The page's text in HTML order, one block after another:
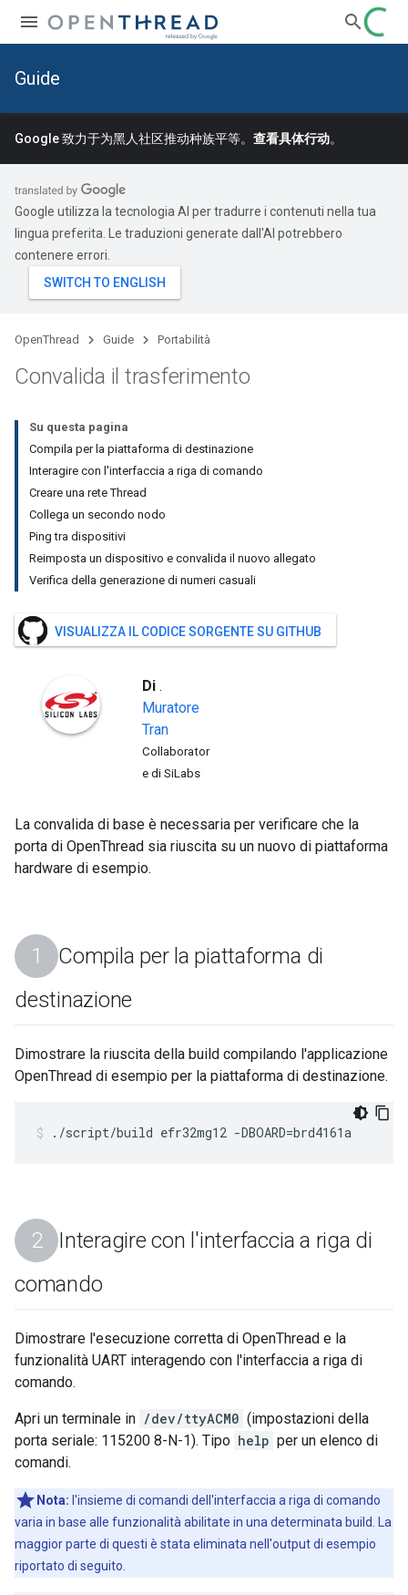
Guide
Google 致力于为黑人社区推动种族平等。 查看具体行动。
Google utilizza la tecnologia AI per tradurre i contenuti nella tua
lingua preferita. Le traduzioni generate dall'AI potrebbero
contenere errori.
OpenThread Guide Portabilità
Convalida il trasferimento
Su questa pagina
Compila per la piattaforma di destinazione
Interagire con l'interfaccia a riga di comando
Creare una rete Thread
Collega un secondo nodo
Ping tra dispositivi
Reimposta un dispositivo e convalida il nuovo allegato
Verifica della generazione di numeri casuali
VISUALIZZA IL CODICE SORGENTE SU GITHUB
Di .
Muratore
Tran
Collaborator
e di SiLabs
La convalida di base è necessaria per verificare che la
porta di OpenThread sia riuscita su un nuovo di piattaforma
hardware di esempio.
Compila per la piattaforma di
destinazione
Dimostrare la riuscita della build compilando l'applicazione
OpenThread di esempio per la piattaforma di destinazione.
./script/build efr32mg12 -DBOARD=brd4161a
Interagire con l'interfaccia a riga di
comando
Dimostrare l'esecuzione corretta di OpenThread e la
funzionalità UART interagendo con l'interfaccia a riga di
comando.
Apri un terminale in /dev/ttyACM0 (impostazioni della
porta seriale: 115200 8-N-1). Tipo help per un elenco di
comandi.
Nota: l'insieme di comandi dell'interfaccia a riga di comando
varia in base alle funzionalità abilitate in una determinata build. La
maggior parte di questi è stata eliminata nell'output di esempio
riportato di seguito.